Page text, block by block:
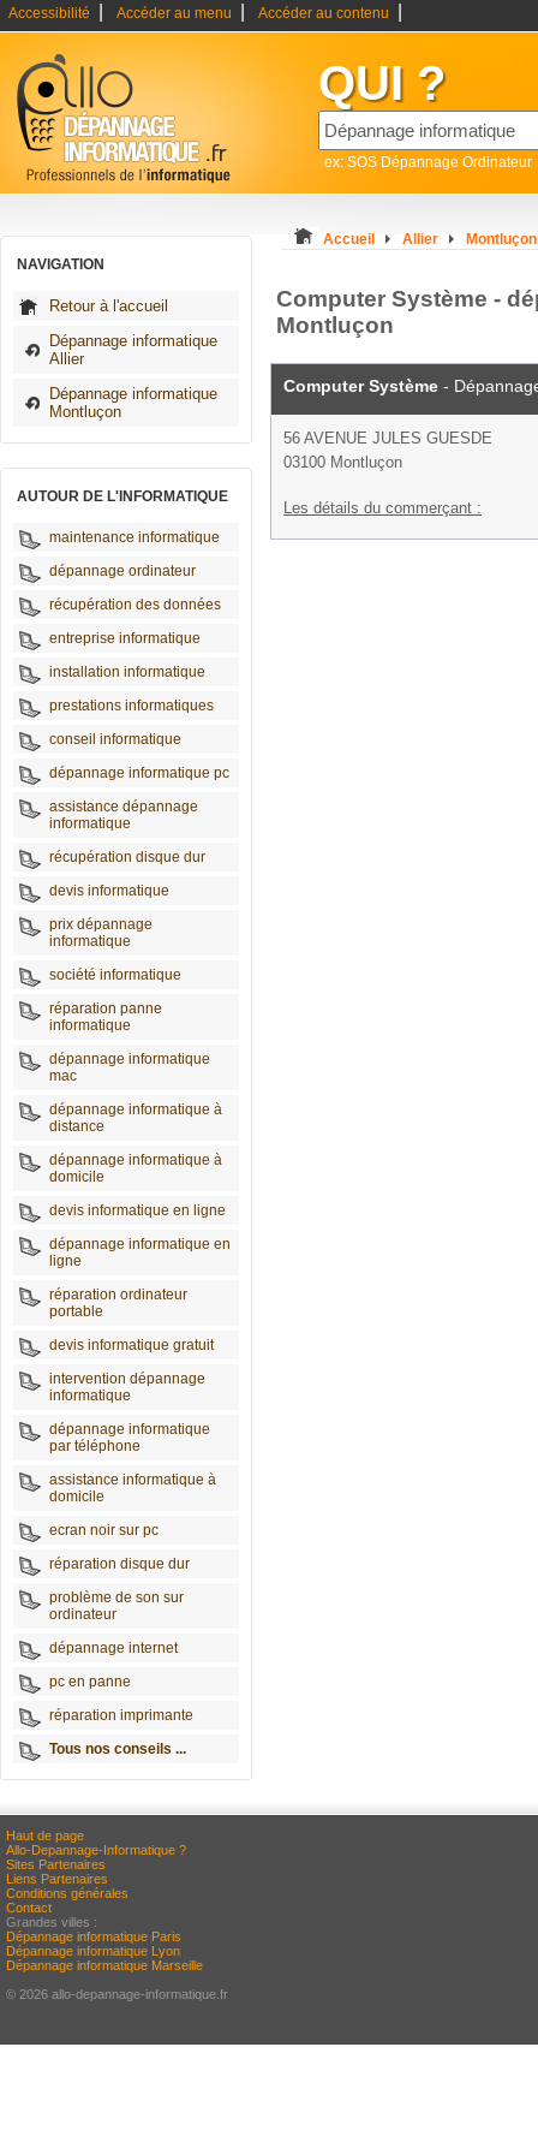
Accessibilité Accéder au menu Accéder au contenu
QUI ?
ex: SOS Dépannage Ordinateur
NAVIGATION
Retour à l'accueil
Dépannage informatique
Allier
Dépannage informatique
Montluçon
AUTOUR DE L'INFORMATIQUE
maintenance informatique
dépannage ordinateur
récupération des données
entreprise informatique
installation informatique
prestations informatiques
conseil informatique
dépannage informatique pc
assistance dépannage
informatique
récupération disque dur
devis informatique
prix dépannage
informatique
société informatique
réparation panne
informatique
dépannage informatique
mac
dépannage informatique à
distance
dépannage informatique à
domicile
devis informatique en ligne
dépannage informatique en
ligne
réparation ordinateur
portable
devis informatique gratuit
intervention dépannage
informatique
dépannage informatique
par téléphone
assistance informatique à
domicile
ecran noir sur pc
réparation disque dur
problème de son sur
ordinateur
dépannage internet
pc en panne
réparation imprimante
Tous nos conseils ...
Accueil Allier Montluçon
Computer Système -
Montluçon
Computer Système -
56 AVENUE JULES GUESDE
03100 Montluçon
Les détails du commerçant :
Haut de page
Allo-Depannage-Informatique ?
Sites Partenaires
Liens Partenaires
Conditions générales
Contact
Grandes villes :
Dépannage informatique Paris
Dépannage informatique Lyon
Dépannage informatique Marseille
© 2026 allo-depannage-informatique.fr